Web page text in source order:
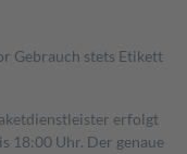
Gebrauch stets Etikett
erfolgt
18:00 Uhr. Der genaue